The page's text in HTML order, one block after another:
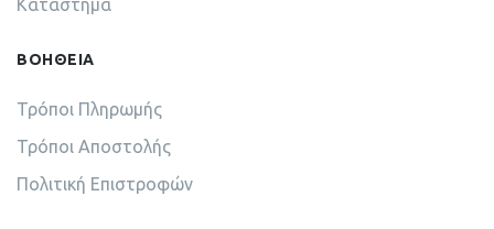
Κατάστημα
ΒΟΗΘΕΙΑ
Τρόποι Πληρωμής
Τρόποι Αποστολής
Πολιτική Επιστροφών